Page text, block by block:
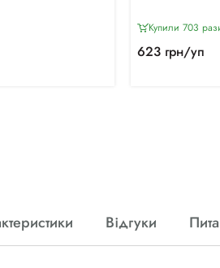
Купили 703
623 грн/уп
Відгуки